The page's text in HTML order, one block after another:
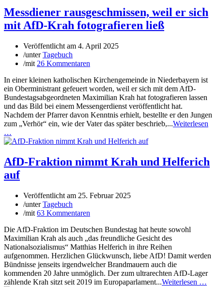
Messdiener rausgeschmissen, weil er sich
mit AfD-Krah fotografieren ließ
Veröffentlicht am 4. April 2025
/unterTagebuch
/mit 26 Kommentaren
In einer kleinen katholischen Kirchengemeinde in Niederbayern ist
ein Oberministrant gefeuert worden, weil er sich mit dem AfD-
Bundestagsabgeordneten Maximilian Krah hat fotografieren lassen
und das Bild bei einem Messengerdienst veröffentlicht hat.
Nachdem der Pfarrer davon Kenntnis erhielt, bestellte er den Jungen
zum „Verhör“ ein, wie der Vater das später beschrieb,...Weiterlesen
…
AfD-Fraktion nimmt Krah und Helferich
auf
Veröffentlicht am 25. Februar 2025
/unterTagebuch
/mit 63 Kommentaren
Die AfD-Fraktion im Deutschen Bundestag hat heute sowohl
Maximilian Krah als auch „das freundliche Gesicht des
Nationalsozialismus“ Matthias Helferich in ihre Reihen
aufgenommen. Herzlichen Glückwunsch, liebe AfD! Damit werden
Bündnisse jenseits irgendwelcher Brandmauern auch die
kommenden 20 Jahre unmöglich. Der zum ultrarechten AfD-Lager
zählende Krah sitzt seit 2019 im Europaparlament...Weiterlesen …